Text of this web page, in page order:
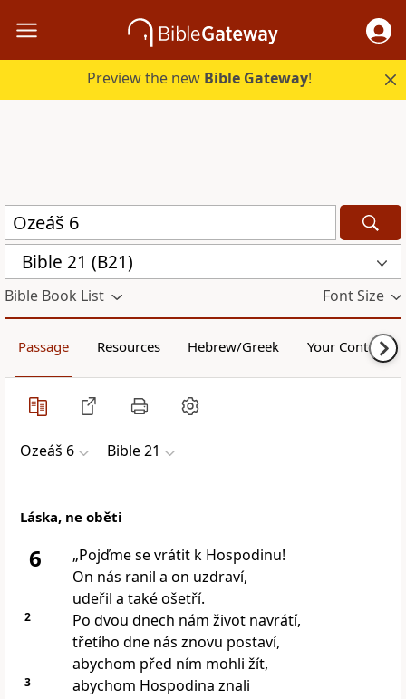
Preview the new Bible Gateway!
Bible 21 (B21)
Bible Book List Font Size
Passage Resources Hebrew/Greek Your Content
Ozeáš 6 Bible 21
Láska, ne oběti
6
„Pojďme se vrátit k Hospodinu!
On nás ranil a on uzdraví,
udeřil a také ošetří.
2
Po dvou dnech nám život navrátí,
třetího dne nás znovu postaví,
abychom před ním mohli žít,
3
abychom Hospodina znali